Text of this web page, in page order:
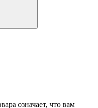
означает, что вам